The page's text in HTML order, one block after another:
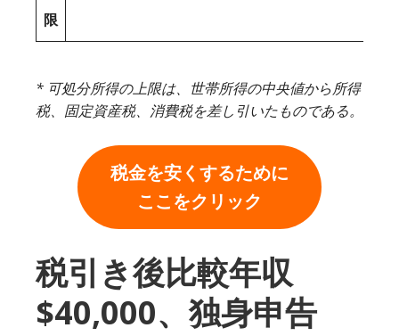
限
* 可処分所得の上限は、世帯所得の中央値から所得
税、固定資産税、消費税を差し引いたものである。
税金を安くするために
ここをクリック
税引き後比較年収
$40,000、独身申告